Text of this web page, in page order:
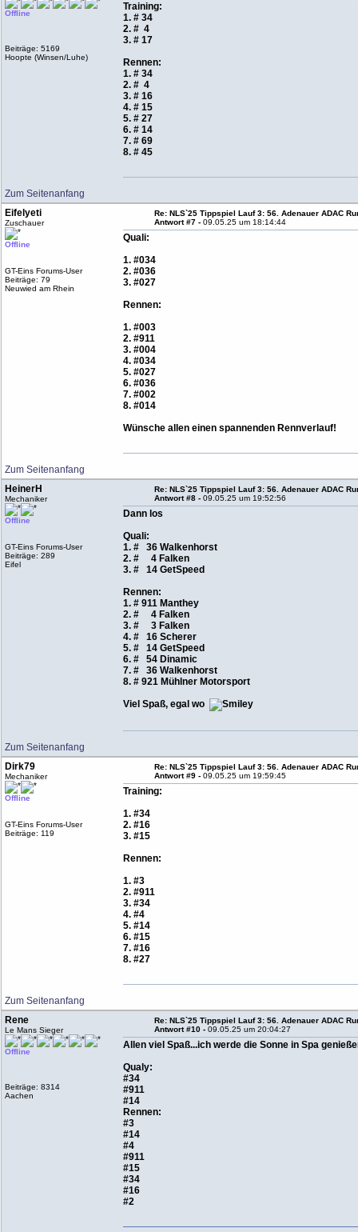
Offline
Beiträge: 5169
Hoopte (Winsen/Luhe)
Training:
1. # 34
2. # 4
3. # 17
Rennen:
1. # 34
2. # 4
3. # 16
4. # 15
5. # 27
6. # 14
7. # 69
8. # 45
Zum Seitenanfang
Eifelyeti
Zuschauer
Offline
GT-Eins Forums-User
Beiträge: 79
Neuwied am Rhein
Re: NLS`25 Tippspiel Lauf 3: 56. Adenauer ADAC
Antwort #7 -09.05.25 um 18:14:44
Quali:
1. #034
2. #036
3. #027
Rennen:
1. #003
2. #911
3. #004
4. #034
5. #027
6. #036
7. #002
8. #014
Wünsche allen einen spannenden Rennverlauf!
Zum Seitenanfang
HeinerH
Mechaniker
Offline
GT-Eins Forums-User
Beiträge: 289
Eifel
Re: NLS`25 Tippspiel Lauf 3: 56. Adenauer ADAC
Antwort #8 -09.05.25 um 19:52:56
Dann los
Quali:
1. # 36 Walkenhorst
2. # 4 Falken
3. # 14 GetSpeed
Rennen:
1. # 911 Manthey
2. # 4 Falken
3. # 3 Falken
4. # 16 Scherer
5. # 14 GetSpeed
6. # 54 Dinamic
7. # 36 Walkenhorst
8. # 921 Mühlner Motorsport
Viel Spaß, egal wo
Zum Seitenanfang
Dirk79
Mechaniker
Offline
GT-Eins Forums-User
Beiträge: 119
Re: NLS`25 Tippspiel Lauf 3: 56. Adenauer ADAC
Antwort #9 -09.05.25 um 19:59:45
Training:
1. #34
2. #16
3. #15
Rennen:
1. #3
2. #911
3. #34
4. #4
5. #14
6. #15
7. #16
8. #27
Zum Seitenanfang
Rene
Le Mans Sieger
Offline
Beiträge: 8314
Aachen
Re: NLS`25 Tippspiel Lauf 3: 56. Adenauer ADAC
Antwort #10 -09.05.25 um 20:04:27
Allen viel Spaß...ich werde die Sonne in Spa
Qualy:
#34
#911
#14
Rennen:
#3
#14
#4
#911
#15
#34
#16
#2